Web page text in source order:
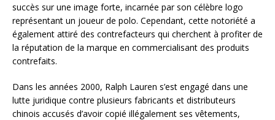
succès sur une image forte, incarnée par son célèbre logo
représentant un joueur de polo. Cependant, cette notoriété a
également attiré des contrefacteurs qui cherchent à profiter de
la réputation de la marque en commercialisant des produits
contrefaits.
Dans les années 2000, Ralph Lauren s’est engagé dans une
lutte juridique contre plusieurs fabricants et distributeurs
chinois accusés d’avoir copié illégalement ses vêtements,